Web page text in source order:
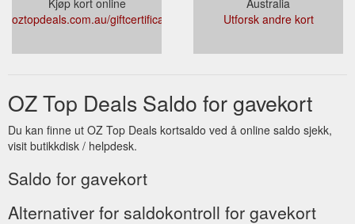
oztopdeals.com.au/giftcertificates.php
Utforsk andre kort
OZ Top Deals Saldo for gavekort
Du kan finne ut OZ Top Deals kortsaldo ved å online saldo sjekk,
visit butikkdisk / helpdesk.
Saldo for gavekort
Alternativer for saldokontroll for gavekort